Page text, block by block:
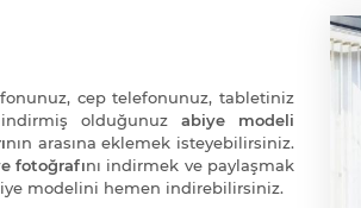
cep telefonunuz, tabletiniz
olduğunuz abiye modeli
nın arasına eklemek isteyebilirsiniz.
fotoğrafını indirmek ve paylaşmak
modelini hemen indirebilirsiniz.